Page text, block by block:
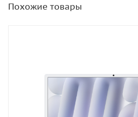
Похожие товары